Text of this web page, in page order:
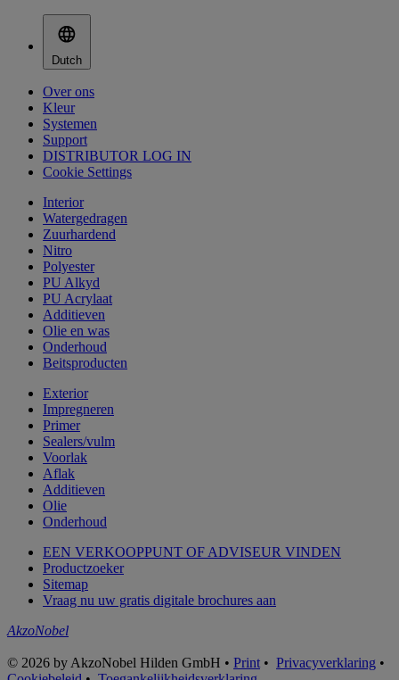
Dutch
Over ons
Kleur
Systemen
Support
DISTRIBUTOR LOG IN
Cookie Settings
Interior
Watergedragen
Zuurhardend
Nitro
Polyester
PU Alkyd
PU Acrylaat
Additieven
Olie en was
Onderhoud
Beitsproducten
Exterior
Impregneren
Primer
Sealers/vulm
Voorlak
Aflak
Additieven
Olie
Onderhoud
EEN VERKOOPPUNT OF ADVISEUR VINDEN
Productzoeker
Sitemap
Vraag nu uw gratis digitale brochures aan
AkzoNobel
© 2026 by AkzoNobel Hilden GmbH • Print • Privacyverklaring •